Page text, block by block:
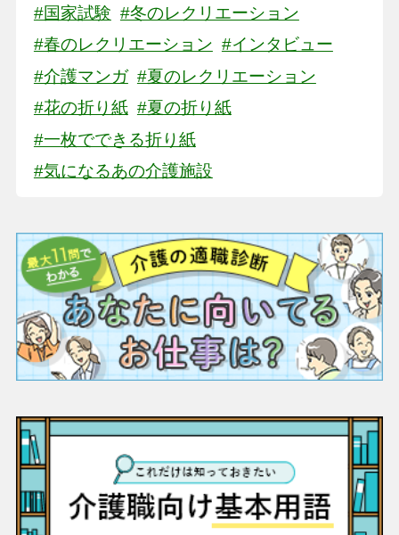
#国家試験 #冬のレクリエーション
#春のレクリエーション #インタビュー
#介護マンガ #夏のレクリエーション
#花の折り紙 #夏の折り紙
#一枚でできる折り紙
#気になるあの介護施設